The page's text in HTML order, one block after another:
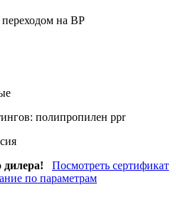
на ВР
полипропилен ppr
дилера!
Посмотреть сертификат
по параметрам